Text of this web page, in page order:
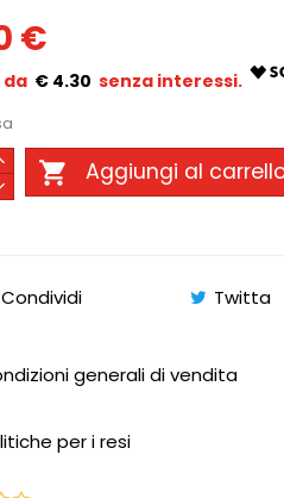
€
€ 4.30
 Aggiungi al
Condividi Twitta
generali di vendita
per i resi